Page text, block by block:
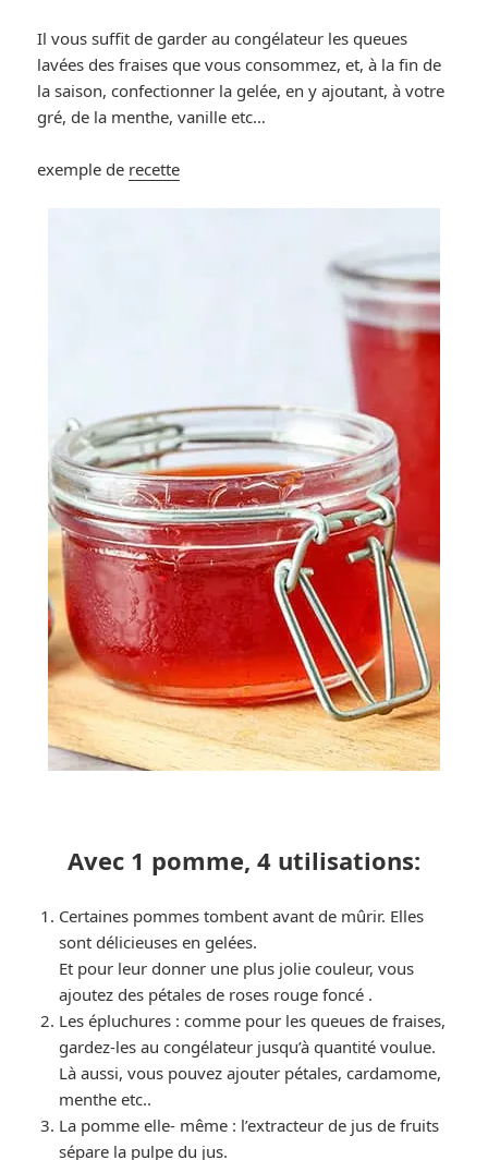
Il vous suffit de garder au congélateur les queues
lavées des fraises que vous consommez, et, à la fin de
la saison, confectionner la gelée, en y ajoutant, à votre
gré, de la menthe, vanille etc…
exemple de recette
Avec 1 pomme, 4 utilisations:
Certaines pommes tombent avant de mûrir. Elles
sont délicieuses en gelées.
Et pour leur donner une plus jolie couleur, vous
ajoutez des pétales de roses rouge foncé .
Les épluchures : comme pour les queues de fraises,
gardez-les au congélateur jusqu’à quantité voulue.
Là aussi, vous pouvez ajouter pétales, cardamome,
menthe etc..
La pomme elle- même : l’extracteur de jus de fruits
sépare la pulpe du jus.